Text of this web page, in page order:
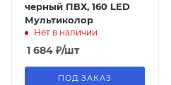
черный ПВХ, 160 LED
Мультиколор
Нет в наличии
1 684 ₽/шт
ПОД ЗАКАЗ